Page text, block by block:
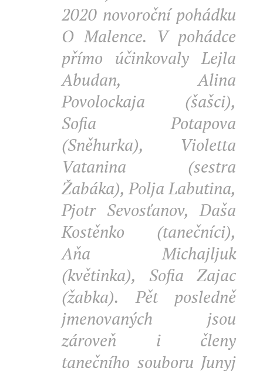
2020 novoroční pohádku
O Malence. V pohádce
přímo účinkovaly Lejla
Abudan, Alina
Povolockaja (šašci),
Sofia Potapova
(Sněhurka), Violetta
Vatanina (sestra
Žabáka), Polja Labutina,
Pjotr Sevosťanov, Daša
Kostěnko (tanečníci),
Aňa Michajljuk
(květinka), Sofia Zajac
(žabka). Pět posledně
jmenovaných jsou
zároveň i členy
tanečního souboru Junyj